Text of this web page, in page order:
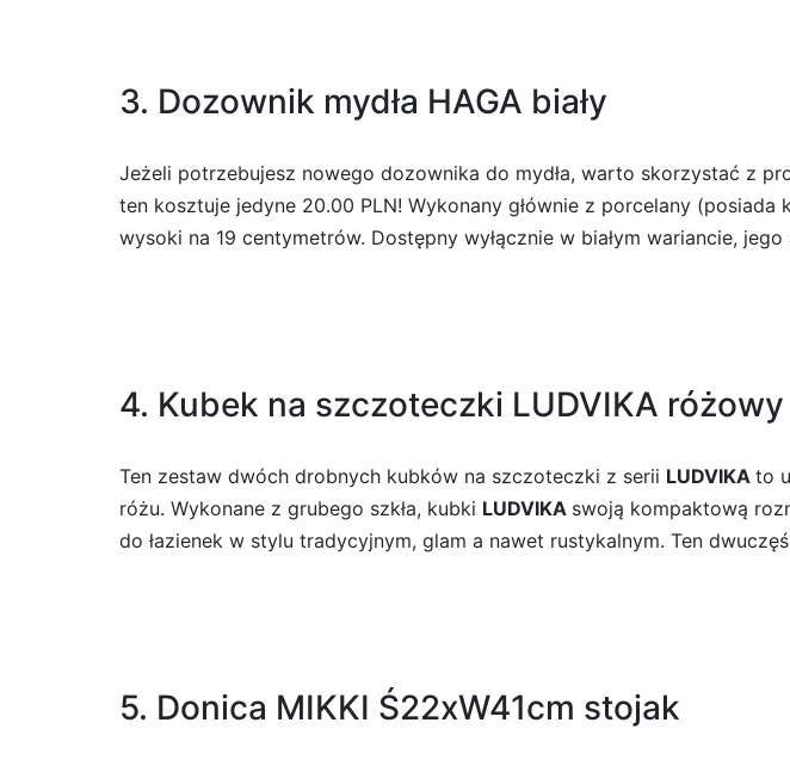
3. Dozownik mydła HAGA biały
Jeżeli potrzebujesz nowego dozownika do mydła, warto skorzystać z
ten kosztuje jedyne 20.00 PLN! Wykonany głównie z porcelany
wysoki na 19 centymetrów. Dostępny wyłącznie w białym wariancie,
4. Kubek na szczoteczki LUDVIKA różowy
Ten zestaw dwóch drobnych kubków na szczoteczki z serii LUDVIKA to
różu. Wykonane z grubego szkła, kubki LUDVIKA swoją kompaktową
do łazienek w stylu tradycyjnym, glam a nawet rustykalnym. Ten
5. Donica MIKKI Ś22xW41cm stojak